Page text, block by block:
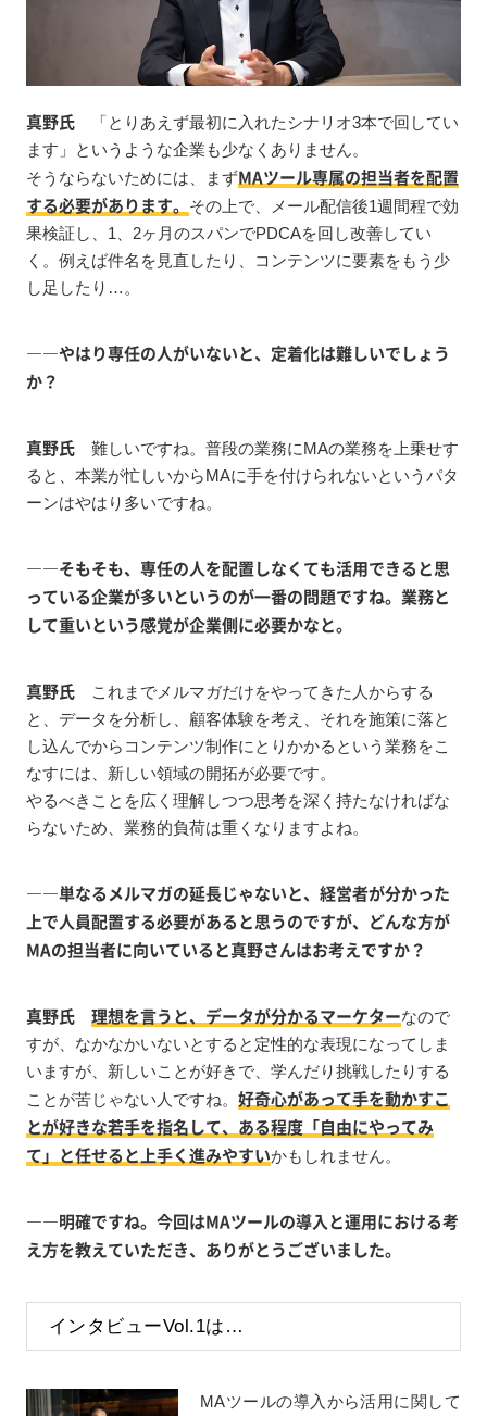
真野氏「とりあえず最初に入れたシナリオ3本で回してい
ます」というような企業も少なくありません。
そうならないためには、まずMAツール専属の担当者を配置
する必要があります。 その上で、メール配信後1週間程で効
果検証し、1、2ヶ月のスパンでPDCAを回し改善してい
く。例えば件名を見直したり、コンテンツに要素をもう少
し足したり…。
――やはり専任の人がいないと、定着化は難しいでしょう
か？
真野氏難しいですね。普段の業務にMAの業務を上乗せす
ると、本業が忙しいからMAに手を付けられないというパタ
ーンはやはり多いですね。
――そもそも、専任の人を配置しなくても活用できると思
っている企業が多いというのが一番の問題ですね。業務と
して重いという感覚が企業側に必要かなと。
真野氏これまでメルマガだけをやってきた人からする
と、データを分析し、顧客体験を考え、それを施策に落と
し込んでからコンテンツ制作にとりかかるという業務をこ
なすには、新しい領域の開拓が必要です。
やるべきことを広く理解しつつ思考を深く持たなければな
らないため、業務的負荷は重くなりますよね。
――単なるメルマガの延長じゃないと、経営者が分かった
上で人員配置する必要があると思うのですが、どんな方が
MAの担当者に向いていると真野さんはお考えですか？
真野氏 理想を言うと、データが分かるマーケターなので
すが、なかなかいないとすると定性的な表現になってしま
いますが、新しいことが好きで、学んだり挑戦したりする
ことが苦じゃない人ですね。 好奇心があって手を動かすこ
とが好きな若手を指名して、ある程度「自由にやってみ
て」と任せると上手く進みやすいかもしれません。
――明確ですね。今回はMAツールの導入と運用における考
え方を教えていただき、ありがとうございました。
インタビューVol.1は…
MAツールの導入から活用に関して